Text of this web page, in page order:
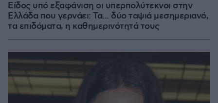
Είδος υπό εξαφάνιση οι υπερπολύτεκνοι στην
Ελλάδα που γερνάει: Τα... δύο ταψιά μεσημεριανό,
τα επιδόματα, η καθημερινότητά τους